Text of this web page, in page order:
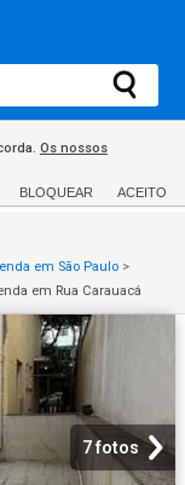
Os nossos
BLOQUEAR ACEITO
em São Paulo >
em Rua Carauacá
7 fotos